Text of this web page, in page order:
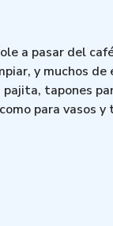
a pasar del
y muchos
tapones
para vasos y